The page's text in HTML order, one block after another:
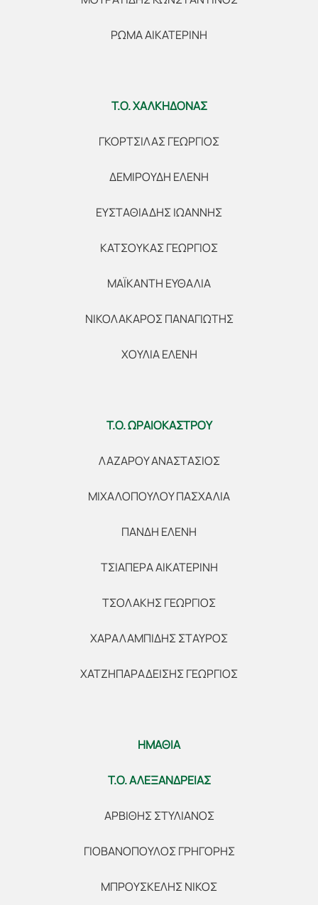
ΡΩΜΑ ΑΙΚΑΤΕΡΙΝΗ
Τ.Ο. ΧΑΛΚΗΔΟΝΑΣ
ΓΚΟΡΤΣΙΛΑΣ ΓΕΩΡΓΙΟΣ
ΔΕΜΙΡΟΥΔΗ ΕΛΕΝΗ
ΕΥΣΤΑΘΙΑΔΗΣ ΙΩΑΝΝΗΣ
ΚΑΤΣΟΥΚΑΣ ΓΕΩΡΓΙΟΣ
ΜΑΪΚΑΝΤΗ ΕΥΘΑΛΙΑ
ΝΙΚΟΛΑΚΑΡΟΣ ΠΑΝΑΓΙΩΤΗΣ
ΧΟΥΛΙΑ ΕΛΕΝΗ
Τ.Ο. ΩΡΑΙΟΚΑΣΤΡΟΥ
ΛΑΖΑΡΟΥ ΑΝΑΣΤΑΣΙΟΣ
ΜΙΧΑΛΟΠΟΥΛΟΥ ΠΑΣΧΑΛΙΑ
ΠΑΝΔΗ ΕΛΕΝΗ
ΤΣΙΑΠΕΡΑ ΑΙΚΑΤΕΡΙΝΗ
ΤΣΟΛΑΚΗΣ ΓΕΩΡΓΙΟΣ
ΧΑΡΑΛΑΜΠΙΔΗΣ ΣΤΑΥΡΟΣ
ΧΑΤΖΗΠΑΡΑΔΕΙΣΗΣ ΓΕΩΡΓΙΟΣ
ΗΜΑΘΙΑ
Τ.Ο. ΑΛΕΞΑΝΔΡΕΙΑΣ
ΑΡΒΙΘΗΣ ΣΤΥΛΙΑΝΟΣ
ΓΙΟΒΑΝΟΠΟΥΛΟΣ ΓΡΗΓΟΡΗΣ
ΜΠΡΟΥΣΚΕΛΗΣ ΝΙΚΟΣ